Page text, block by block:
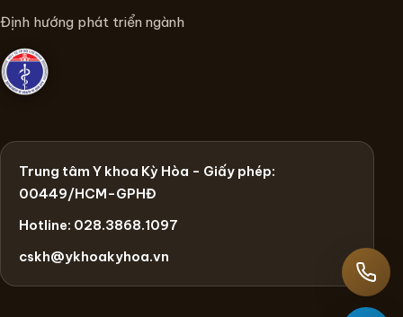
Định hướng phát triển ngành
Trung tâm Y khoa Kỳ Hòa - Giấy phép:
00449/HCM-GPHĐ
Hotline: 028.3868.1097
cskh@ykhoakyhoa.vn